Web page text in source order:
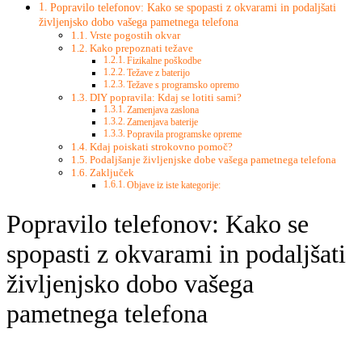
Popravilo telefonov: Kako se spopasti z okvarami in podaljšati
življenjsko dobo vašega pametnega telefona
Vrste pogostih okvar
Kako prepoznati težave
Fizikalne poškodbe
Težave z baterijo
Težave s programsko opremo
DIY popravila: Kdaj se lotiti sami?
Zamenjava zaslona
Zamenjava baterije
Popravila programske opreme
Kdaj poiskati strokovno pomoč?
Podaljšanje življenjske dobe vašega pametnega telefona
Zaključek
Objave iz iste kategorije:
Popravilo telefonov: Kako se
spopasti z okvarami in podaljšati
življenjsko dobo vašega
pametnega telefona